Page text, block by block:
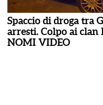
Spaccio di droga tra
arresti. Colpo ai
NOMI VIDEO